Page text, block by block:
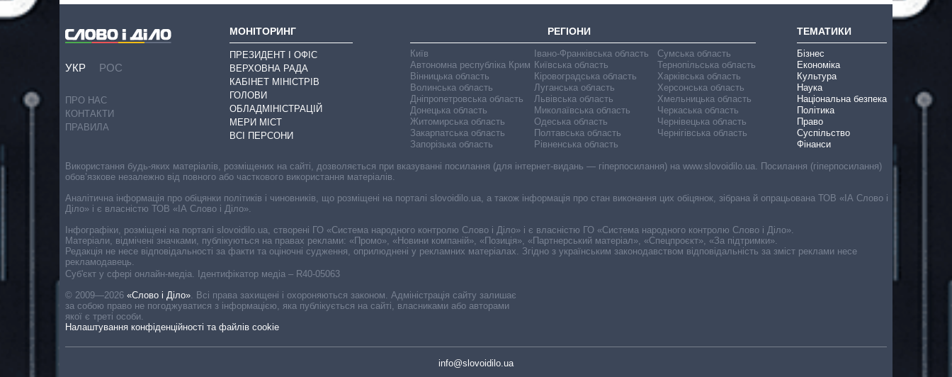
УКР РОС
ПРО НАС
КОНТАКТИ
ПРАВИЛА
МОНІТОРИНГ
ПРЕЗИДЕНТ І ОФІС
ВЕРХОВНА РАДА
КАБІНЕТ МІНІСТРІВ
ГОЛОВИ
ОБЛАДМІНІСТРАЦІЙ
МЕРИ МІСТ
ВСІ ПЕРСОНИ
РЕГІОНИ
Київ
Автономна республіка Крим
Вінницька область
Волинська область
Дніпропетровська область
Донецька область
Житомирська область
Закарпатська область
Запорізька область
Івано-Франківська область
Київська область
Кіровоградська область
Луганська область
Львівська область
Миколаївська область
Одеська область
Полтавська область
Рівненська область
Сумська область
Тернопільська область
Харківська область
Херсонська область
Хмельницька область
Черкаська область
Чернівецька область
Чернігівська область
ТЕМАТИКИ
Бізнес
Економіка
Культура
Наука
Національна безпека
Політика
Право
Суспільство
Фінанси
Cуб'єкт у сфері онлайн-медіа. Ідентифікатор медіа – R40-05063
© 2009—2026 «Слово і Діло». Всі права захищені і охороняються законом. Адміністрація сайту залишає
за собою право не погоджуватися з інформацією, яка публікується на сайті, власниками або авторами
якої є треті особи.
Налаштування конфіденційності та файлів cookie
info@slovoidilo.ua
Використання будь-яких матеріалів, розміщених на сайті, дозволяється при вказуванні посилання (для інтернет-видань — гіперпосилання) на www.slovoidilo.ua. Посилання (гіперпосилання)
обов’язкове незалежно від повного або часткового використання матеріалів.
Аналітична інформація про обіцянки політиків і чиновників, що розміщені на порталі slovoidilo.ua, а також інформація про стан виконання цих обіцянок, зібрана й опрацьована ТОВ «ІА Слово і
Діло» і є власністю ТОВ «ІА Слово і Діло».
Інфографіки, розміщені на порталі slovoidilo.ua, створені ГО «Система народного контролю Слово і Діло» і є власністю ГО «Система народного контролю Слово і Діло».
Матеріали, відмічені значками, публікуються на правах реклами: «Промо», «Новини компаній», «Позиція», «Партнерський матеріал», «Спецпроєкт», «За підтримки».
Редакція не несе відповідальності за факти та оціночні судження, оприлюднені у рекламних матеріалах. Згідно з українським законодавством відповідальність за зміст реклами несе
рекламодавець.